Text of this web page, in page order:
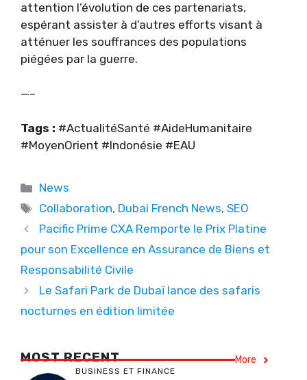
attention l’évolution de ces partenariats,
espérant assister à d’autres efforts visant à
atténuer les souffrances des populations
piégées par la guerre.
—–
Tags : #ActualitéSanté #AideHumanitaire
#MoyenOrient #Indonésie #EAU
Categories
News
Tags
Collaboration, Dubai French News,SEO
Pacific Prime CXA Remporte le Prix Platine
pour son Excellence en Assurance de Biens et
Responsabilité Civile
Le Safari Park de Dubaï lance des safaris
nocturnes en édition limitée
MOST RECENT More
BUSINESS ET FINANCE